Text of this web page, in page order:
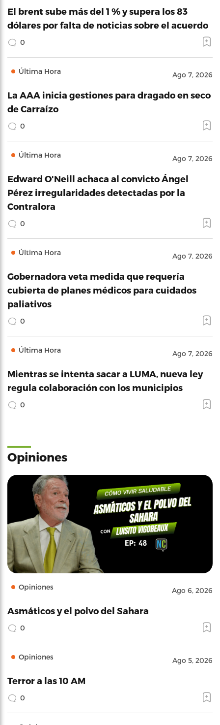
El brent sube más del 1 % y supera los 83
dólares por falta de noticias sobre el acuerdo
0
Última Hora Ago 7, 2026
La AAA inicia gestiones para dragado en seco
de Carraízo
0
Última Hora Ago 7, 2026
Edward O'Neill achaca al convicto Ángel
Pérez irregularidades detectadas por la
Contralora
0
Última Hora Ago 7, 2026
Gobernadora veta medida que requería
cubierta de planes médicos para cuidados
paliativos
0
Última Hora Ago 7, 2026
Mientras se intenta sacar a LUMA, nueva ley
regula colaboración con los municipios
0
Opiniones
Opiniones Ago 6, 2026
Asmáticos y el polvo del Sahara
0
Opiniones Ago 5, 2026
Terror a las 10 AM
0